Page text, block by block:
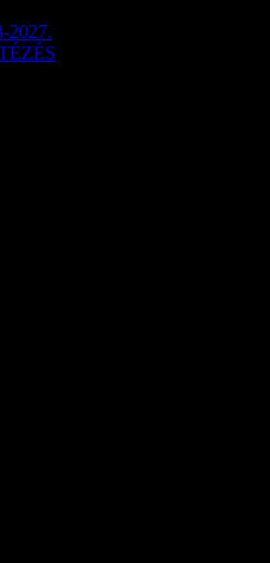
2027.